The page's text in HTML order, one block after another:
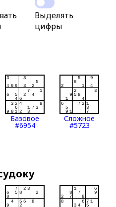
Выделять
цифры
Базовое
#6954
Сложное
#5723